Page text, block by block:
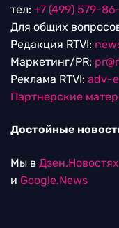
тел: +7 (499) 579-
Для общих
Редакция RTVI:
Маркетинг/PR:
Реклама RTVI: adv-
Партнерские
Достойные
Мы в Дзен.Новостях
и Google.News